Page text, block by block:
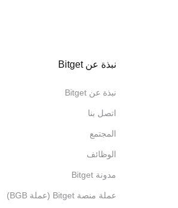
نبذة عن Bitget
نبذة عن Bitget
اتصل بنا
المجتمع
الوظائف
مدونة Bitget
عملة منصة Bitget (عملة BGB)